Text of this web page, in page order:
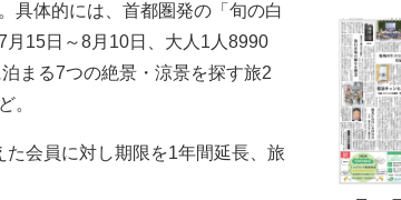
具体的には、首都圏発の「旬の白
15日～8月10日、大人1人8990
まる7つの絶景・涼景を探す旅2
。
会員に対し期限を1年間延長、旅